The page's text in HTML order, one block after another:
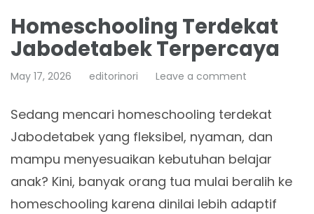
Homeschooling Terdekat
Jabodetabek Terpercaya
May 17, 2026 editorinori Leave a comment
Sedang mencari homeschooling terdekat
Jabodetabek yang fleksibel, nyaman, dan
mampu menyesuaikan kebutuhan belajar
anak? Kini, banyak orang tua mulai beralih ke
homeschooling karena dinilai lebih adaptif